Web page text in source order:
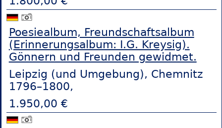
Poesiealbum, Freundschaftsalbum
(Erinnerungsalbum: I.G. Kreysig).
Gönnern und Freunden gewidmet.
Leipzig (und Umgebung), Chemnitz
1796–1800,
1.950,00 €